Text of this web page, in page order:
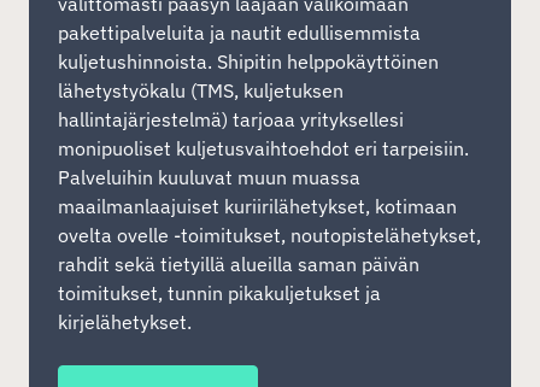
pakettipalveluita ja nautit edullisemmista
kuljetushinnoista. Shipitin helppokäyttöinen
lähetystyökalu (TMS, kuljetuksen
hallintajärjestelmä) tarjoaa yrityksellesi
monipuoliset kuljetusvaihtoehdot eri tarpeisiin.
Palveluihin kuuluvat muun muassa
maailmanlaajuiset kuriirilähetykset, kotimaan
ovelta ovelle -toimitukset, noutopistelähetykset,
rahdit sekä tietyillä alueilla saman päivän
toimitukset, tunnin pikakuljetukset ja
kirjelähetykset.